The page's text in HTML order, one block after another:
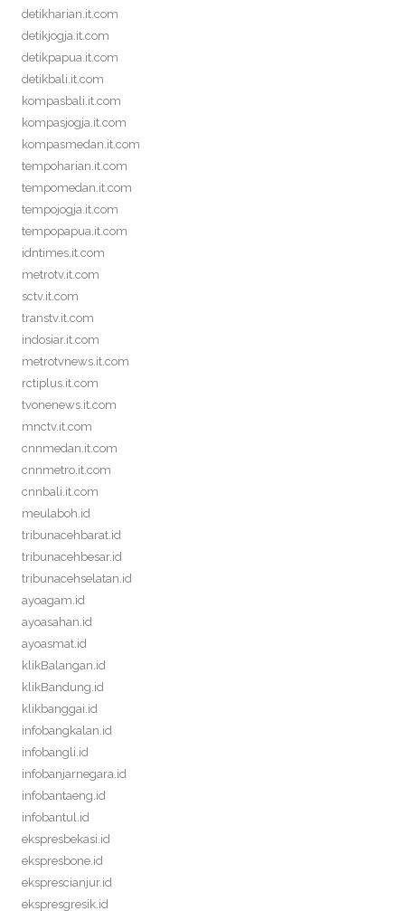
detikharian.it.com
detikjogja.it.com
detikpapua.it.com
detikbali.it.com
kompasbali.it.com
kompasjogja.it.com
kompasmedan.it.com
tempoharian.it.com
tempomedan.it.com
tempojogja.it.com
tempopapua.it.com
idntimes.it.com
metrotv.it.com
sctv.it.com
transtv.it.com
indosiar.it.com
metrotvnews.it.com
rctiplus.it.com
tvonenews.it.com
mnctv.it.com
cnnmedan.it.com
cnnmetro.it.com
cnnbali.it.com
meulaboh.id
tribunacehbarat.id
tribunacehbesar.id
tribunacehselatan.id
ayoagam.id
ayoasahan.id
ayoasmat.id
klikBalangan.id
klikBandung.id
klikbanggai.id
infobangkalan.id
infobangli.id
infobanjarnegara.id
infobantaeng.id
infobantul.id
ekspresbekasi.id
ekspresbone.id
eksprescianjur.id
ekspresgresik.id